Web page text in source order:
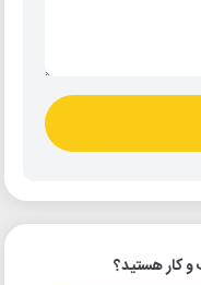
و کار هستید؟